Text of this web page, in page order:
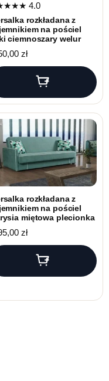
4.0
rozkładana z
na pościel
ciemnoszary welur
zł
rozkładana z
na pościel
miętowa plecionka
zł